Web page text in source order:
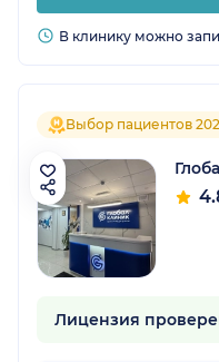
В клинику можно
Выбор пациентов
Лицензия